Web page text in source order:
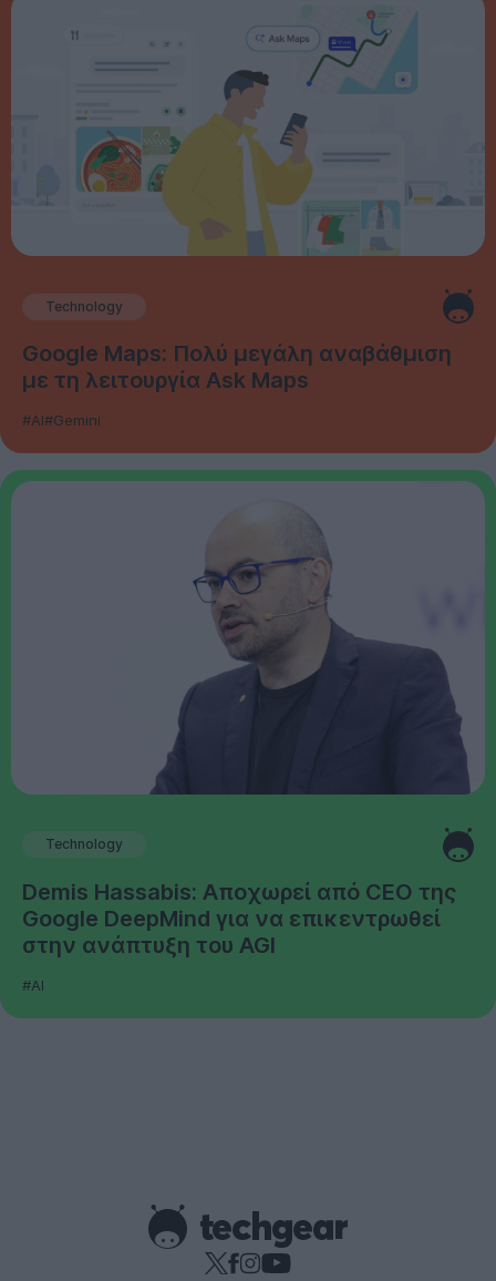
Technology
Google Maps: Πολύ μεγάλη αναβάθμιση
με τη λειτουργία Ask Maps
#AI#Gemini
Technology
Demis Hassabis: Αποχωρεί από CEO της
Google DeepMind για να επικεντρωθεί
στην ανάπτυξη του AGI
#AI